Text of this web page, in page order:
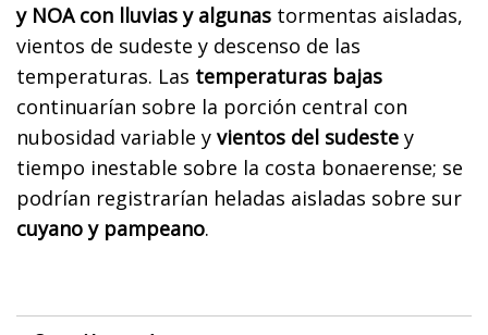
y NOA con lluvias y algunas tormentas aisladas,
vientos de sudeste y descenso de las
temperaturas. Las temperaturas bajas
continuarían sobre la porción central con
nubosidad variable y vientos del sudeste y
tiempo inestable sobre la costa bonaerense; se
podrían registrarían heladas aisladas sobre sur
cuyano y pampeano.